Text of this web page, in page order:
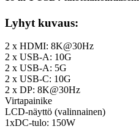
Lyhyt kuvaus:
2 x HDMI: 8K@30Hz
2 x USB-A: 10G
2 x USB-A: 5G
2 x USB-C: 10G
2 x DP: 8K@30Hz
Virtapainike
LCD-näyttö (valinnainen)
1xDC-tulo: 150W